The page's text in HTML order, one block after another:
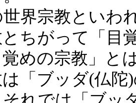
世界宗教といわ
ちがって「目
覚めの宗教」と
「ブッダ(仏